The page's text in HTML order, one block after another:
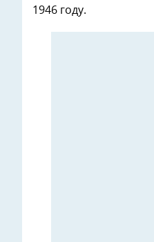
1946 году.